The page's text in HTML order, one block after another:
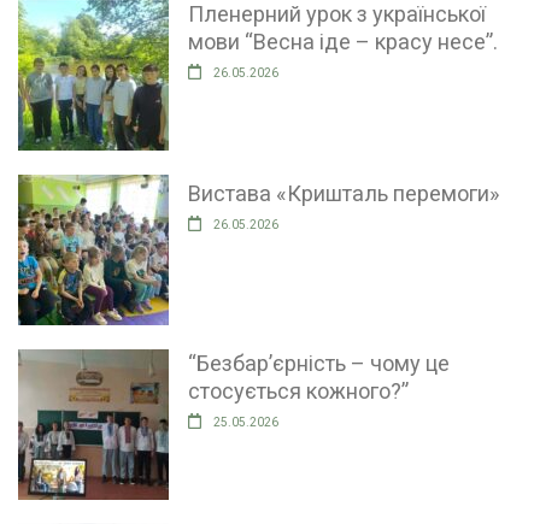
Пленерний урок з української
мови “Весна іде – красу несе”.
26.05.2026
Вистава «Кришталь перемоги»
26.05.2026
“Безбар’єрність – чому це
стосується кожного?”
25.05.2026